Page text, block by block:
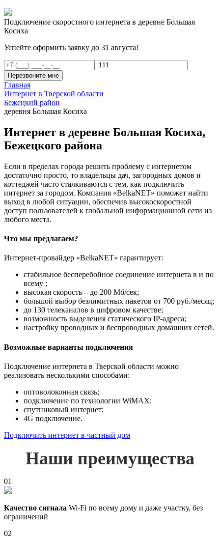
Подключение скоростного интернета в деревне Большая
Косиха
Успейте оформить заявку до 31 августа!
Перезвоните мне
Главная
Интернет в Тверской области
Бежецкий район
деревня Большая Косиха
Интернет в деревне Большая Косиха,
Бежецкого района
Если в пределах города решить проблему с интернетом
достаточно просто, то владельцы дач, загородных домов и
коттеджей часто сталкиваются с тем, как подключить
интернет за городом. Компания «BelkaNET» поможет найти
выход в любой ситуации, обеспечив высокоскоростной
доступ пользователей к глобальной информационной сети из
любого места.
Что мы предлагаем?
Интернет-провайдер «BelkaNET» гарантирует:
стабильное бесперебойное соединение интернета в и по
всему ;
высокая скорость – до 200 Мб/сек;
большой выбор безлимитных пакетов от 700 руб./месяц;
до 130 телеканалов в цифровом качестве;
возможность выделения статического IP-адреса;
настройку проводных и беспроводных домашних сетей.
Возможные варианты подключения
Подключение интернета в Тверской области можно
реализовать несколькими способами:
оптоволоконная связь;
подключение по технологии WiMAX;
спутниковый интернет;
4G подключение.
Подключить интернет в частный дом
Наши преимущества
01
Качество сигнала Wi-Fi по всему дому и даже участку, без
ограничений
02